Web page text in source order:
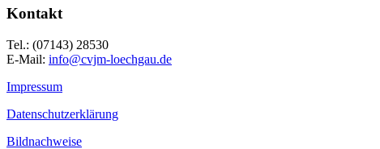
Kontakt
Tel.: (07143) 28530
E-Mail: info@cvjm-loechgau.de
Impressum
Datenschutzerklärung
Bildnachweise